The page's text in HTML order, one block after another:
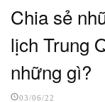
Chia sẻ
lịch Trung
những gì?
03/06/22